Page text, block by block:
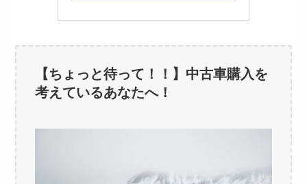
【ちょっと待って！！】中古車購入を
考えているあなたへ！